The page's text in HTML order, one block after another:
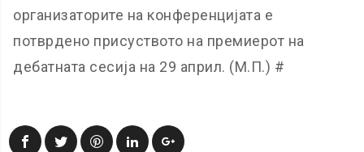
организаторите на конференцијата е
потврдено присуството на премиерот на
дебатната сесија на 29 април. (М.П.) #